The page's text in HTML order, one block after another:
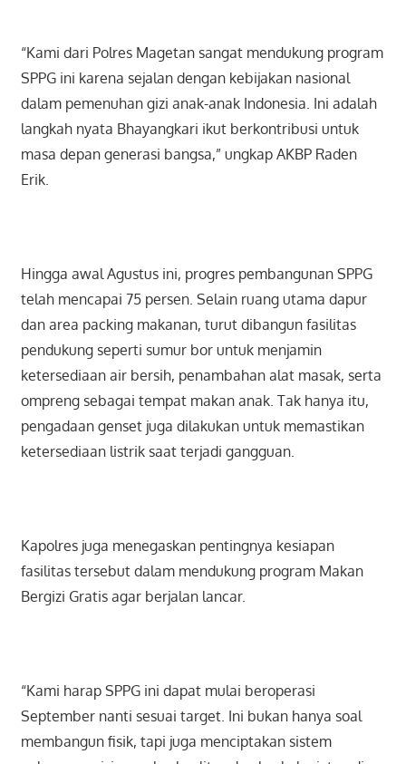
“Kami dari Polres Magetan sangat mendukung program
SPPG ini karena sejalan dengan kebijakan nasional
dalam pemenuhan gizi anak-anak Indonesia. Ini adalah
langkah nyata Bhayangkari ikut berkontribusi untuk
masa depan generasi bangsa,” ungkap AKBP Raden
Erik.
Hingga awal Agustus ini, progres pembangunan SPPG
telah mencapai 75 persen. Selain ruang utama dapur
dan area packing makanan, turut dibangun fasilitas
pendukung seperti sumur bor untuk menjamin
ketersediaan air bersih, penambahan alat masak, serta
ompreng sebagai tempat makan anak. Tak hanya itu,
pengadaan genset juga dilakukan untuk memastikan
ketersediaan listrik saat terjadi gangguan.
Kapolres juga menegaskan pentingnya kesiapan
fasilitas tersebut dalam mendukung program Makan
Bergizi Gratis agar berjalan lancar.
“Kami harap SPPG ini dapat mulai beroperasi
September nanti sesuai target. Ini bukan hanya soal
membangun fisik, tapi juga menciptakan sistem